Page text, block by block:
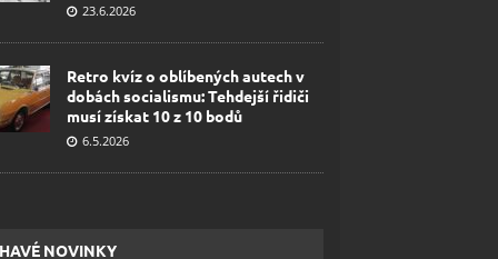
23.6.2026
Retro kvíz o oblíbených autech v
dobách socialismu: Tehdejší řidiči
musí získat 10 z 10 bodů
6.5.2026
NOVINKY